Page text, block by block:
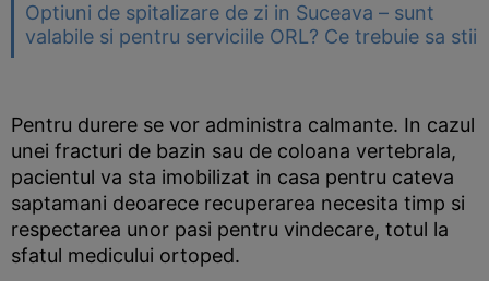
Optiuni de spitalizare de zi in Suceava – sunt
valabile si pentru serviciile ORL? Ce trebuie sa stii
Pentru durere se vor administra calmante. In cazul
unei fracturi de bazin sau de coloana vertebrala,
pacientul va sta imobilizat in casa pentru cateva
saptamani deoarece recuperarea necesita timp si
respectarea unor pasi pentru vindecare, totul la
sfatul medicului ortoped.